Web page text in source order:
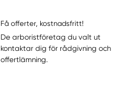
Få offerter, kostnadsfritt!
De arboristföretag du valt ut
kontaktar dig för rådgivning och
offertlämning.